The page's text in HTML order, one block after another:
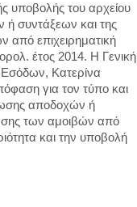
υποβολής του αρχείου
συντάξεων και της
από επιχειρηματική
έτος 2014. H Γενική
Κατερίνα
για τον τύπο και
αποδοχών ή
των αμοιβών από
και την υποβολή